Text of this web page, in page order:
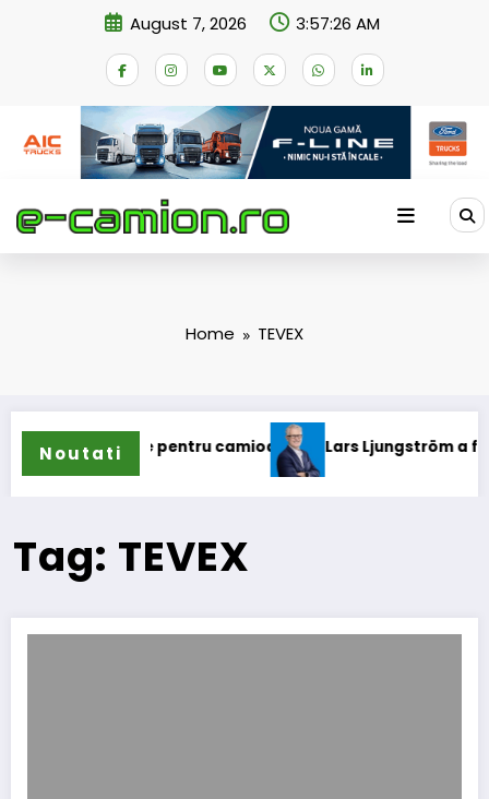
August 7, 2026 3:57:26 AM
Home TEVEX
Noutati
anvelope pentru camioane Lars Ljungström a fost
Tag: TEVEX